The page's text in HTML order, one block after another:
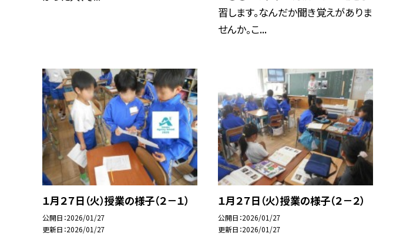
習します。なんだか聞き覚えがありま
せんか。こ...
１月２７日（火）授業の様子（２－１）
公開日 2026/01/27
更新日 2026/01/27
１月２７日（火）授業の様子（２－２）
公開日 2026/01/27
更新日 2026/01/27